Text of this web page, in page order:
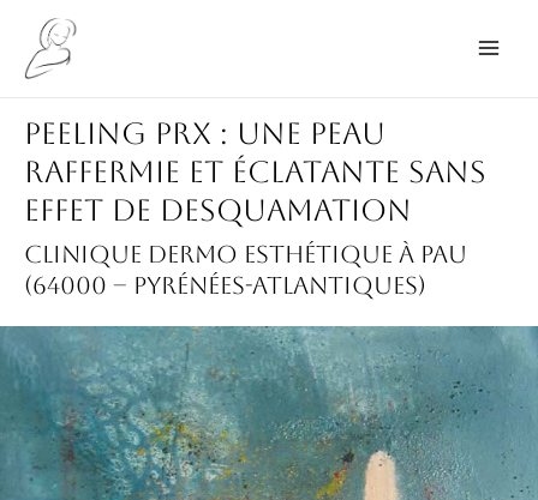
contenu
Peeling PRX : une peau
raffermie et éclatante sans
effet de desquamation
Clinique dermo esthétique à Pau
(64000 – Pyrénées-Atlantiques)